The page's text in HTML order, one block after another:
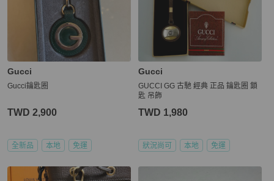
Gucci
Gucci鑰匙圈
TWD 2,900
全新品 本地 免運
Gucci
GUCCI GG 古馳 經典 正品 鑰匙圈 鎖
匙 吊飾
TWD 1,980
狀況尚可 本地 免運